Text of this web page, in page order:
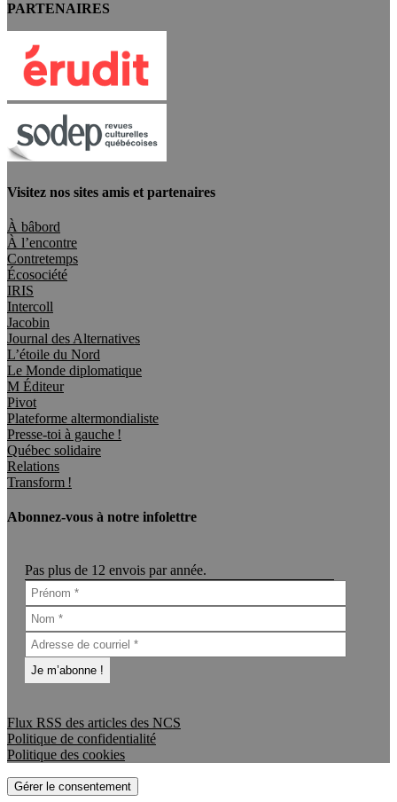
PARTENAIRES
Visitez nos sites amis et partenaires
À bâbord
À l’encontre
Contretemps
Écosociété
IRIS
Intercoll
Jacobin
Journal des Alternatives
L’étoile du Nord
Le Monde diplomatique
M Éditeur
Pivot
Plateforme altermondialiste
Presse-toi à gauche !
Québec solidaire
Relations
Transform !
Abonnez-vous à notre infolettre
Pas plus de 12 envois par année.
Flux RSS des articles des NCS
Politique de confidentialité
Politique des cookies
Gérer le consentement